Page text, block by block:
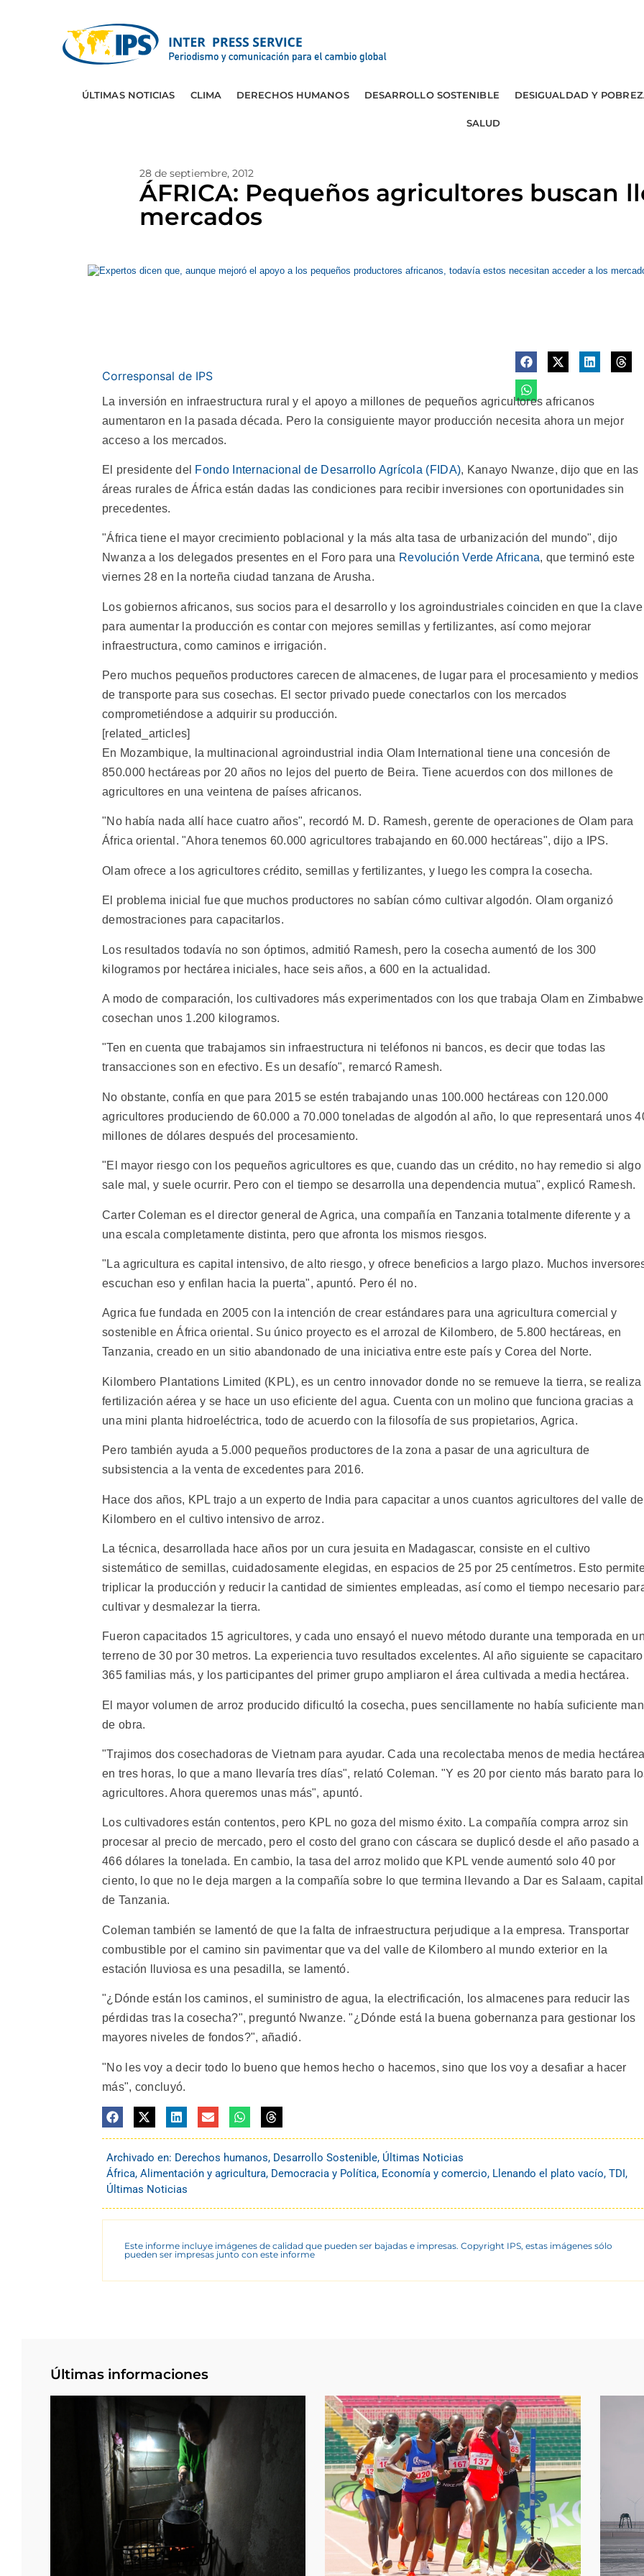
ÚLTIMAS NOTICIAS CLIMA DERECHOS HUMANOS DESARROLLO SOSTENIBLE DESIGUALDAD Y
SALUD
28 de septiembre, 2012
ÁFRICA: Pequeños agricultores buscan
mercados
Corresponsal de IPS
La inversión en infraestructura rural y el apoyo a millones de pequeños agricultores africanos
aumentaron en la pasada década. Pero la consiguiente mayor producción necesita ahora un mejor
acceso a los mercados.
El presidente del Fondo Internacional de Desarrollo Agrícola (FIDA), Kanayo Nwanze, dijo que en las
áreas rurales de África están dadas las condiciones para recibir inversiones con oportunidades sin
precedentes.
"África tiene el mayor crecimiento poblacional y la más alta tasa de urbanización del mundo", dijo
Nwanza a los delegados presentes en el Foro para una Revolución Verde Africana, que terminó este
viernes 28 en la norteña ciudad tanzana de Arusha.
Los gobiernos africanos, sus socios para el desarrollo y los agroindustriales coinciden en que la clave
para aumentar la producción es contar con mejores semillas y fertilizantes, así como mejorar
infraestructura, como caminos e irrigación.
Pero muchos pequeños productores carecen de almacenes, de lugar para el procesamiento y medios
de transporte para sus cosechas. El sector privado puede conectarlos con los mercados
comprometiéndose a adquirir su producción.
[related_articles]
En Mozambique, la multinacional agroindustrial india Olam International tiene una concesión de
850.000 hectáreas por 20 años no lejos del puerto de Beira. Tiene acuerdos con dos millones de
agricultores en una veintena de países africanos.
"No había nada allí hace cuatro años", recordó M. D. Ramesh, gerente de operaciones de Olam para
África oriental. "Ahora tenemos 60.000 agricultores trabajando en 60.000 hectáreas", dijo a IPS.
Olam ofrece a los agricultores crédito, semillas y fertilizantes, y luego les compra la cosecha.
El problema inicial fue que muchos productores no sabían cómo cultivar algodón. Olam organizó
demostraciones para capacitarlos.
Los resultados todavía no son óptimos, admitió Ramesh, pero la cosecha aumentó de los 300
kilogramos por hectárea iniciales, hace seis años, a 600 en la actualidad.
A modo de comparación, los cultivadores más experimentados con los que trabaja Olam en Zimbabwe
cosechan unos 1.200 kilogramos.
"Ten en cuenta que trabajamos sin infraestructura ni teléfonos ni bancos, es decir que todas las
transacciones son en efectivo. Es un desafío", remarcó Ramesh.
No obstante, confía en que para 2015 se estén trabajando unas 100.000 hectáreas con 120.000
agricultores produciendo de 60.000 a 70.000 toneladas de algodón al año, lo que representará unos
millones de dólares después del procesamiento.
"El mayor riesgo con los pequeños agricultores es que, cuando das un crédito, no hay remedio si algo
sale mal, y suele ocurrir. Pero con el tiempo se desarrolla una dependencia mutua", explicó Ramesh.
Carter Coleman es el director general de Agrica, una compañía en Tanzania totalmente diferente y a
una escala completamente distinta, pero que afronta los mismos riesgos.
"La agricultura es capital intensivo, de alto riesgo, y ofrece beneficios a largo plazo. Muchos
escuchan eso y enfilan hacia la puerta", apuntó. Pero él no.
Agrica fue fundada en 2005 con la intención de crear estándares para una agricultura comercial y
sostenible en África oriental. Su único proyecto es el arrozal de Kilombero, de 5.800 hectáreas, en
Tanzania, creado en un sitio abandonado de una iniciativa entre este país y Corea del Norte.
Kilombero Plantations Limited (KPL), es un centro innovador donde no se remueve la tierra, se realiza
fertilización aérea y se hace un uso eficiente del agua. Cuenta con un molino que funciona gracias a
una mini planta hidroeléctrica, todo de acuerdo con la filosofía de sus propietarios, Agrica.
Pero también ayuda a 5.000 pequeños productores de la zona a pasar de una agricultura de
subsistencia a la venta de excedentes para 2016.
Hace dos años, KPL trajo a un experto de India para capacitar a unos cuantos agricultores del valle de
Kilombero en el cultivo intensivo de arroz.
La técnica, desarrollada hace años por un cura jesuita en Madagascar, consiste en el cultivo
sistemático de semillas, cuidadosamente elegidas, en espacios de 25 por 25 centímetros. Esto
triplicar la producción y reducir la cantidad de simientes empleadas, así como el tiempo necesario
cultivar y desmalezar la tierra.
Fueron capacitados 15 agricultores, y cada uno ensayó el nuevo método durante una temporada en
terreno de 30 por 30 metros. La experiencia tuvo resultados excelentes. Al año siguiente se
365 familias más, y los participantes del primer grupo ampliaron el área cultivada a media hectárea.
El mayor volumen de arroz producido dificultó la cosecha, pues sencillamente no había suficiente
de obra.
"Trajimos dos cosechadoras de Vietnam para ayudar. Cada una recolectaba menos de media
en tres horas, lo que a mano llevaría tres días", relató Coleman. "Y es 20 por ciento más barato para
agricultores. Ahora queremos unas más", apuntó.
Los cultivadores están contentos, pero KPL no goza del mismo éxito. La compañía compra arroz sin
procesar al precio de mercado, pero el costo del grano con cáscara se duplicó desde el año pasado a
466 dólares la tonelada. En cambio, la tasa del arroz molido que KPL vende aumentó solo 40 por
ciento, lo que no le deja margen a la compañía sobre lo que termina llevando a Dar es Salaam, capital
de Tanzania.
Coleman también se lamentó de que la falta de infraestructura perjudique a la empresa. Transportar
combustible por el camino sin pavimentar que va del valle de Kilombero al mundo exterior en la
estación lluviosa es una pesadilla, se lamentó.
"¿Dónde están los caminos, el suministro de agua, la electrificación, los almacenes para reducir las
pérdidas tras la cosecha?", preguntó Nwanze. "¿Dónde está la buena gobernanza para gestionar los
mayores niveles de fondos?", añadió.
"No les voy a decir todo lo bueno que hemos hecho o hacemos, sino que los voy a desafiar a hacer
más", concluyó.
Archivado en: Derechos humanos, Desarrollo Sostenible, Últimas Noticias
África, Alimentación y agricultura, Democracia y Política, Economía y comercio, Llenando el plato vacío, TDI,
Últimas Noticias
Este informe incluye imágenes de calidad que pueden ser bajadas e impresas. Copyright IPS, estas imágenes sólo
pueden ser impresas junto con este informe
Últimas informaciones